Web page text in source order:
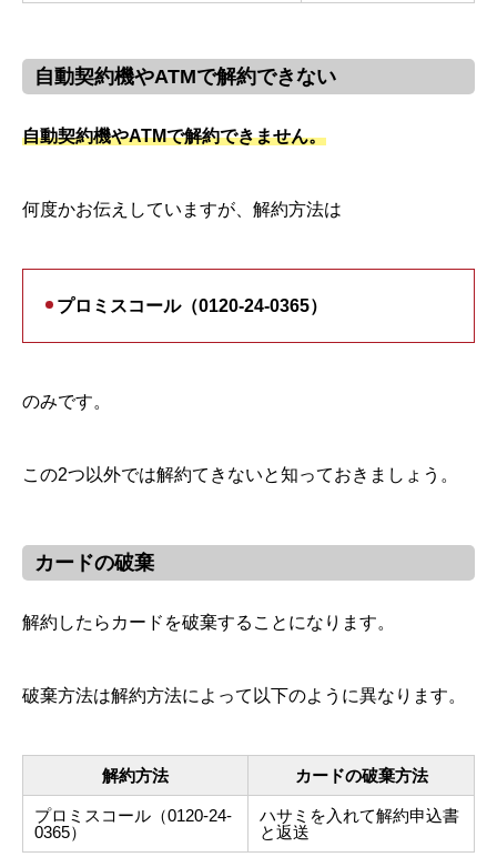
自動契約機やATMで解約できない
自動契約機やATMで解約できません。
何度かお伝えしていますが、解約方法は
プロミスコール（0120-24-0365）
のみです。
この2つ以外では解約てきないと知っておきましょう。
カードの破棄
解約したらカードを破棄することになります。
破棄方法は解約方法によって以下のように異なります。
解約方法 カードの破棄方法
プロミスコール（0120-24-
0365）
ハサミを入れて解約申込書
と返送